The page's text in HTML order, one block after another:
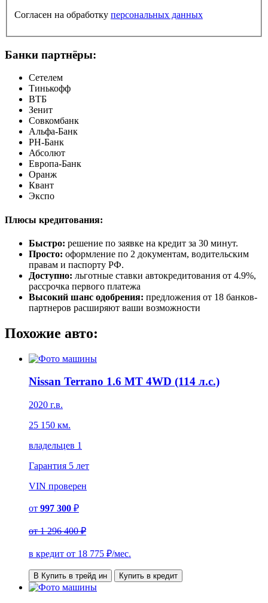
Согласен на обработку персональных данных
Банки партнёры:
Сетелем
Тинькофф
ВТБ
Зенит
Совкомбанк
Альфа-Банк
РН-Банк
Абсолют
Европа-Банк
Оранж
Квант
Экспо
Плюсы кредитования:
Быстро: решение по заявке на кредит за 30 минут.
Просто: оформление по 2 документам, водительским
правам и паспорту РФ.
Доступно: льготные ставки автокредитования от 4.9%,
рассрочка первого платежа
Высокий шанс одобрения: предложения от 18 банков-
партнеров расширяют ваши возможности
Похожие авто:
Nissan Terrano 1.6 MT 4WD (114 л.с.)
2020 г.в.
25 150 км.
владельцев 1
Гарантия 5 лет
VIN проверен
от 997 300 ₽
от1 296 400 ₽
в кредит от 18 775 ₽/мес.
В Купить в трейд ин Купить в кредит